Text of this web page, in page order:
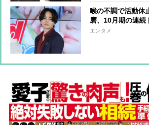
喉の不調で活動
磨、10月期の連続
で降板 代役オフ
エンタメ